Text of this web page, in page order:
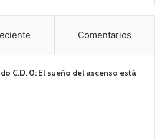
Comentarios
C.D. 0: El sueño del ascenso está